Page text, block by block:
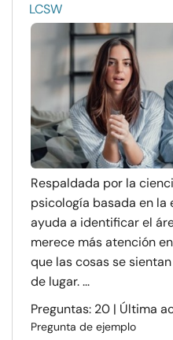
LCSW
Respaldada por la
psicología basada en la
ayuda a identificar el
merece más atención
que las cosas se
de lugar. ...
Preguntas: 20 | Última
Pregunta de ejemplo